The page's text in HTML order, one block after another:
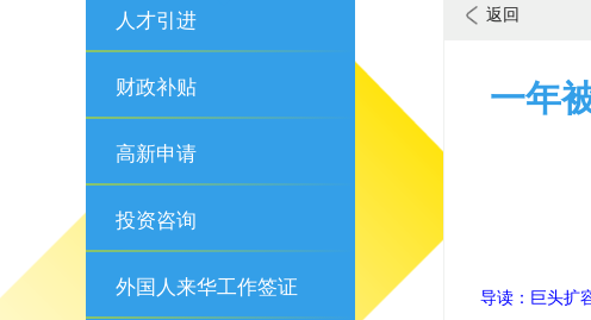
人才引进
财政补贴
高新申请
投资咨询
外国人来华工作签证
返回
一年
导读： 巨头扩